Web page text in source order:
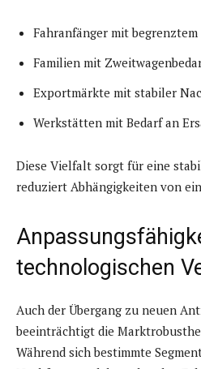
Fahranfänger mit begrenztem
Familien mit
Exportmärkte mit stabiler
Werkstätten mit Bedarf an
Diese Vielfalt sorgt für eine
reduziert Abhängigkeiten von
technologischen
Auch der Übergang zu neuen
beeinträchtigt die
Während sich bestimmte